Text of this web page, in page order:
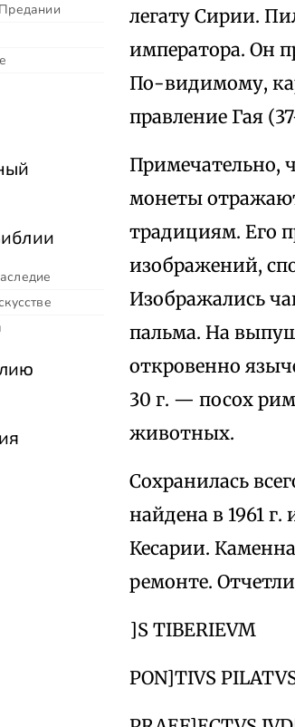
легату Сирии.
императора. Он
По-видимому,
правление Гая
Примечательно,
монеты
традициям. Его
изображений,
Изображались
пальма. На
откровенно
30 г. — посох
животных.
Сохранилась
найдена в 1961
Кесарии.
ремонте.
]S TIBERIEVM
PON]TIVS